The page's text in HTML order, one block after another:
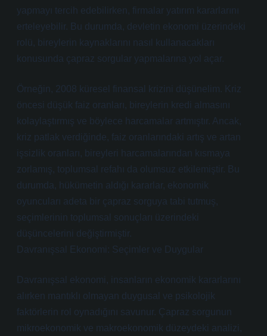
yapmayı tercih edebilirken, firmalar yatırım kararlarını
erteleyebilir. Bu durumda, devletin ekonomi üzerindeki
rolü, bireylerin kaynaklarını nasıl kullanacakları
konusunda çapraz sorgular yapmalarına yol açar.
Örneğin, 2008 küresel finansal krizini düşünelim. Kriz
öncesi düşük faiz oranları, bireylerin kredi almasını
kolaylaştırmış ve böylece harcamalar artmıştır. Ancak,
kriz patlak verdiğinde, faiz oranlarındaki artış ve artan
işsizlik oranları, bireyleri harcamalarından kısmaya
zorlamış, toplumsal refahı da olumsuz etkilemiştir. Bu
durumda, hükümetin aldığı kararlar, ekonomik
oyuncuları adeta bir çapraz sorguya tabi tutmuş,
seçimlerinin toplumsal sonuçları üzerindeki
düşüncelerini değiştirmiştir.
Davranışsal Ekonomi: Seçimler ve Duygular
Davranışsal ekonomi, insanların ekonomik kararlarını
alırken mantıklı olmayan duygusal ve psikolojik
faktörlerin rol oynadığını savunur. Çapraz sorgunun
mikroekonomik ve makroekonomik düzeydeki analizi,